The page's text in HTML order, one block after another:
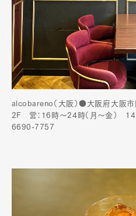
alcobareno（大阪）●大阪府大阪
2F 営：16時～24時（月〜金） 14
6690-7757